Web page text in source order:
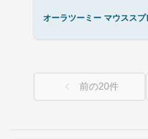
オーラツーミー マウスス
前の20件